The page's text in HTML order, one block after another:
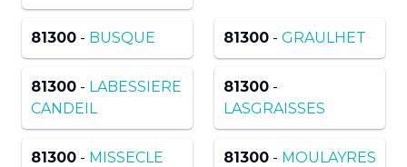
81300 - BUSQUE 81300 - GRAULHET
81300 - LABESSIERE
CANDEIL
81300 -
LASGRAISSES
81300 - MISSECLE 81300 - MOULAYRES